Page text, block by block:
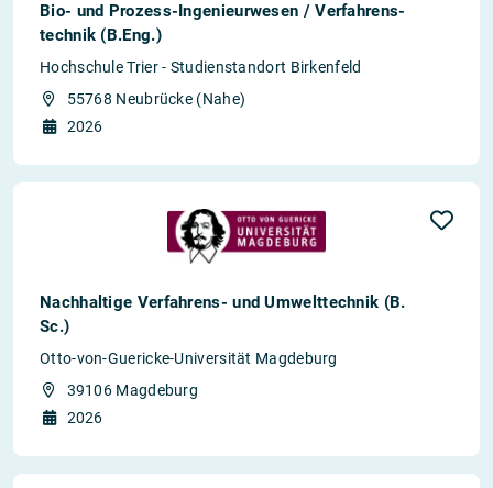
Bio- und Prozess-Ingenieurwesen / Verfahrens­
technik (B.Eng.)
Hochschule Trier - Studienstandort Birkenfeld
55768 Neubrücke (Nahe)
2026
Nachhaltige Verfahrens- und Umwelttechnik (B.
Sc.)
Otto-von-Guericke-Universität Magdeburg
39106 Magdeburg
2026